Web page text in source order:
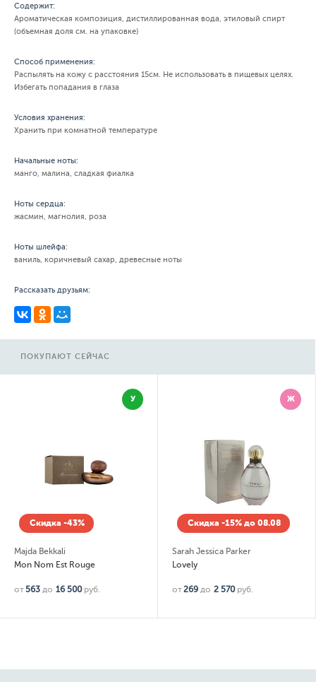
Содержит:
Ароматическая композиция, дистиллированная вода, этиловый спирт
(объемная доля см. на упаковке)
Способ применения:
Распылять на кожу с расстояния 15см. Не использовать в пищевых целях.
Избегать попадания в глаза
Условия хранения:
Хранить при комнатной температуре
Начальные ноты:
манго, малина, сладкая фиалка
Ноты сердца:
жасмин, магнолия, роза
Ноты шлейфа:
ваниль, коричневый сахар, древесные ноты
Рассказать друзьям:
ПОКУПАЮТ СЕЙЧАС
Скидка -15% до 08.08
Lovely
от 269
Скидка -15% до
Zimaya
2 722